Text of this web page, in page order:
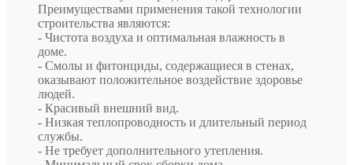
Преимуществами применения такой технологии
строительства являются:
- Чистота воздуха и оптимальная влажность в
доме.
- Смолы и фитонциды, содержащиеся в стенах,
оказывают положительное воздействие здоровье
людей.
- Красивый внешний вид.
- Низкая теплопроводность и длительный период
службы.
- Не требует дополнительного утепления.